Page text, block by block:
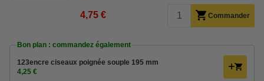
4,75 € Commander
Bon plan : commandez également
123encre ciseaux poignée souple 195 mm
4,25 €